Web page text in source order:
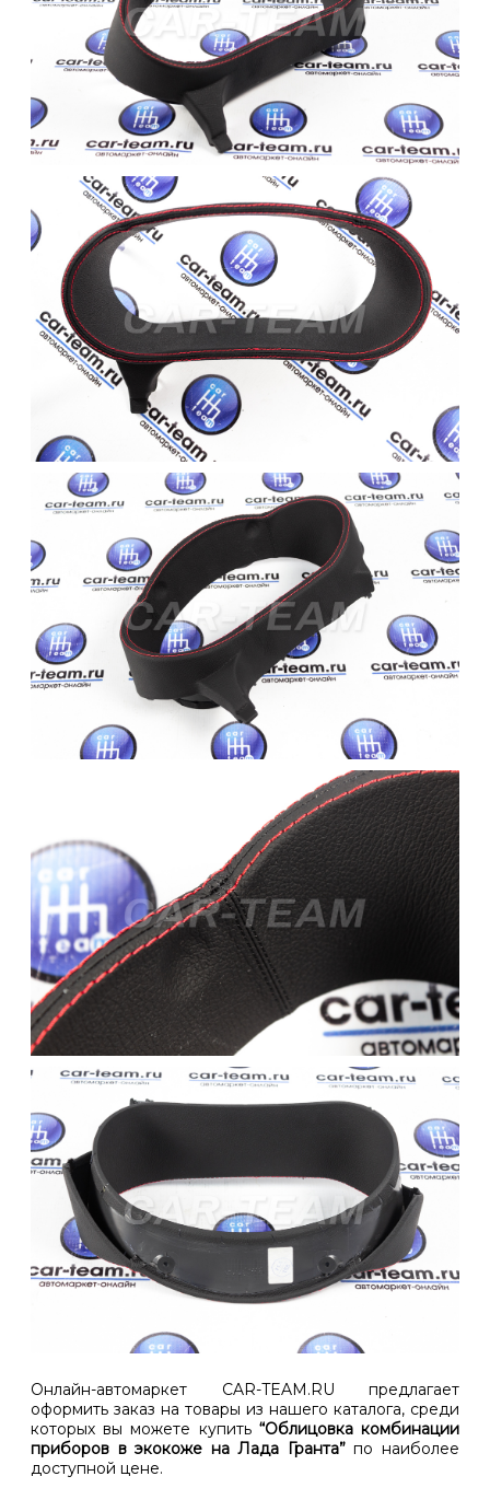
Онлайн-автомаркет CAR-TEAM.RU предлагает
оформить заказ на товары из нашего каталога, среди
которых вы можете купить “Облицовка комбинации
приборов в экокоже на Лада Гранта”по наиболее
доступной цене.